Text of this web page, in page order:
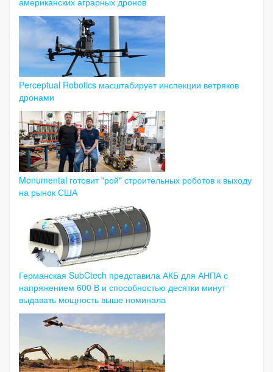
Perceptual Robotics масштабирует инспекции ветряков
дронами
Monumental готовит "рой" строительных роботов к выходу
на рынок США
Германская SubCtech представила АКБ для АНПА с
напряжением 600 В и способностью десятки минут
выдавать мощность выше номинала